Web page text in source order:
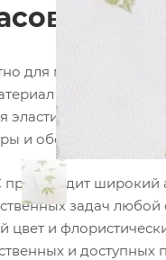
для матрасов
для
эластичной вязаной
и обеспечивая
широкий
задач любой
цвет и
и доступных